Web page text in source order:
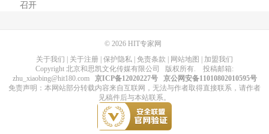
召开
© 2026 HIT专家网
关于我们 | 关于注册 | 保护隐私 | 免责条款 | 网站地图 | 加盟我们
Copyright 北京和思凯文化传媒有限公司 版权所有. 投稿邮箱:
zhu_xiaobing@hit180.com
京ICP备12020227号
京公网安备11010802010595号
免责声明：本网站部分转载内容来自互联网，无法与作者取得直接联系，请作者
见稿件后与本站联系。